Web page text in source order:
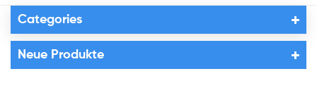
Categories
Neue Produkte